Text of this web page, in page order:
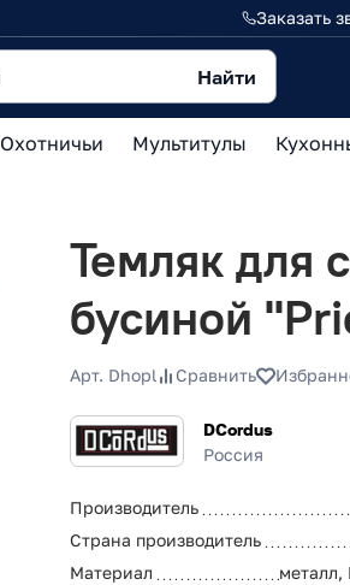
Заказать
Найти
Охотничьи Мультитулы
Темляк для
бусиной
Арт. Dhopl Сравнить
DCordus
Россия
Производитель
Страна производитель
Материал
металл,